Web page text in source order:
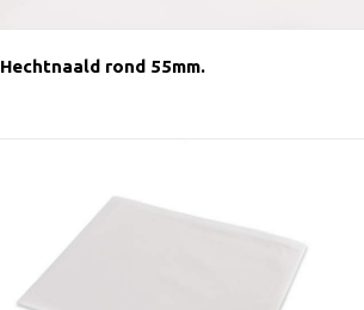
Hechtnaald rond 55mm.